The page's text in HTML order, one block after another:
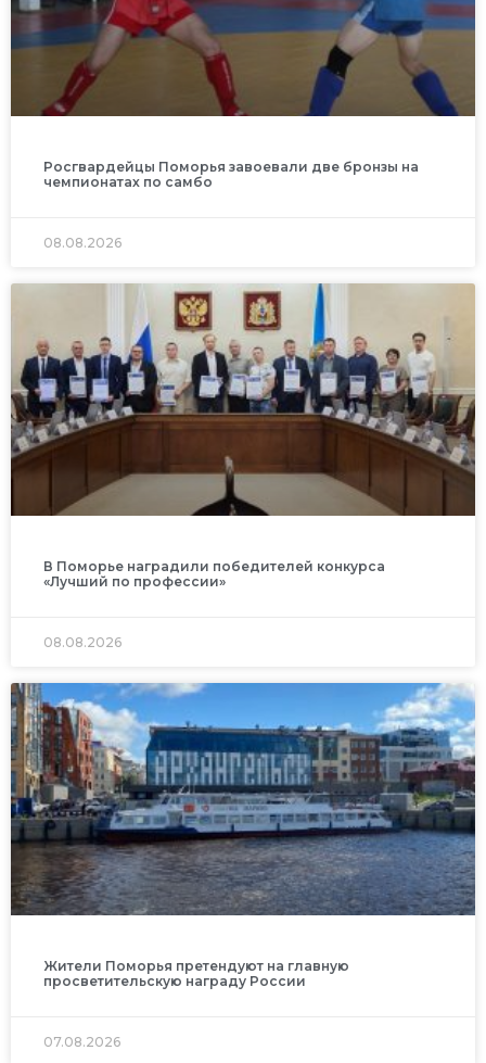
Росгвардейцы Поморья завоевали две бронзы на
чемпионатах по самбо
08.08.2026
В Поморье наградили победителей конкурса
«Лучший по профессии»
08.08.2026
Жители Поморья претендуют на главную
просветительскую награду России
07.08.2026